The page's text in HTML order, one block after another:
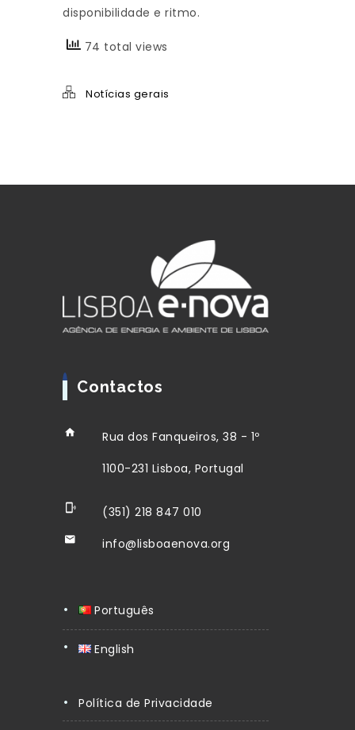
disponibilidade e ritmo.
74 total views
Notícias gerais
Contactos
Rua dos Fanqueiros, 38 - 1º
1100-231 Lisboa, Portugal
(351) 218 847 010
info@lisboaenova.org
Português
English
Política de Privacidade